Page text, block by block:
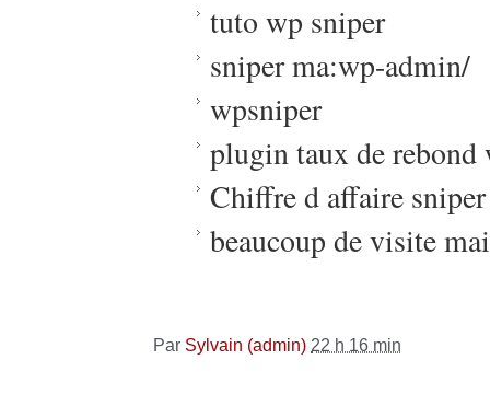
tuto wp sniper
sniper ma:wp-admin/
wpsniper
plugin taux de rebond
Chiffre d affaire sniper
beaucoup de visite
Par Sylvain (admin) 22 h 16 min